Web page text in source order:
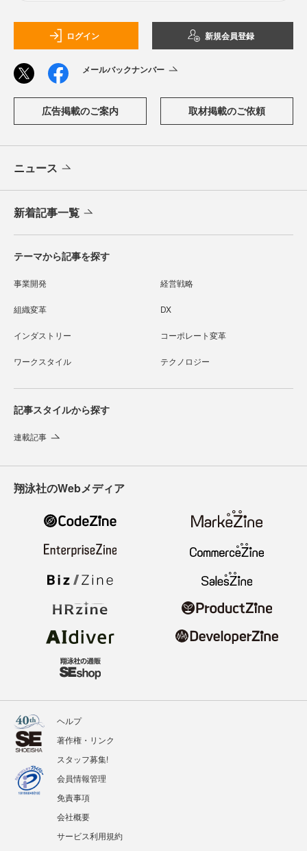
ログイン 新規会員登録
メールバックナンバー
広告掲載のご案内 取材掲載のご依頼
ニュース
新着記事一覧
テーマから記事を探す
事業開発 経営戦略
組織変革 DX
インダストリー コーポレート変革
ワークスタイル テクノロジー
記事スタイルから探す
連載記事
翔泳社のWebメディア
ヘルプ
著作権・リンク
スタッフ募集!
会員情報管理
免責事項
会社概要
サービス利用規約